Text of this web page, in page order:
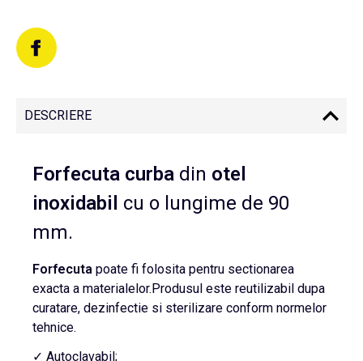
DESCRIERE
Forfecuta curba din otel
inoxidabil cu o lungime de 90
mm.
Forfecuta poate fi folosita pentru sectionarea
exacta a materialelor.Produsul este reutilizabil dupa
curatare, dezinfectie si sterilizare conform normelor
tehnice.
✓ Autoclavabil;